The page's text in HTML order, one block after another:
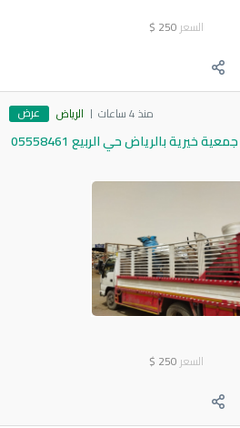
السعر 250
$
منذ 4 ساعات الرياض عرض
دينا توصيل اثاث الى جمعية خيرية بالرياض حي الربيع 05558461
السعر 250
$